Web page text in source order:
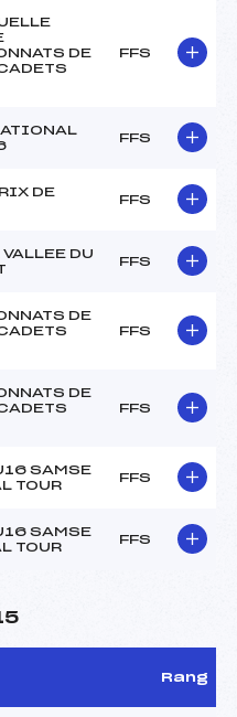
DE
FFS
FFS
DE
FFS
DU
FFS
DE
FFS
DE
FFS
SAMSE
TOUR
FFS
SAMSE
TOUR
FFS
Rang